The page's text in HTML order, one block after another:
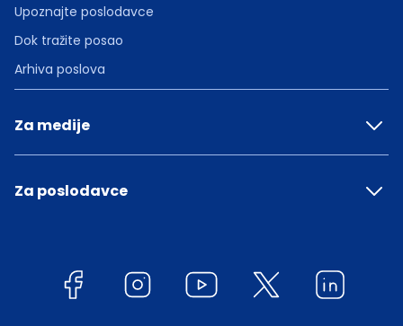
Upoznajte poslodavce
Dok tražite posao
Arhiva poslova
Za medije
Za poslodavce